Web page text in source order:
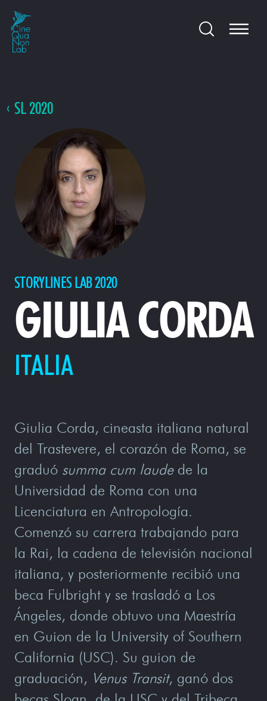
SL 2020
STORYLINES LAB 2020
GIULIA CORDA
ITALIA
Giulia Corda, cineasta italiana natural
del Trastevere, el corazón de Roma, se
graduó summa cum laudede la
Universidad de Roma con una
Licenciatura en Antropología.
Comenzó su carrera trabajando para
la Rai, la cadena de televisión nacional
italiana, y posteriormente recibió una
beca Fulbright y se trasladó a Los
Ángeles, donde obtuvo una Maestría
en Guion de la University of Southern
California (USC). Su guion de
graduación, Venus Transit, ganó dos